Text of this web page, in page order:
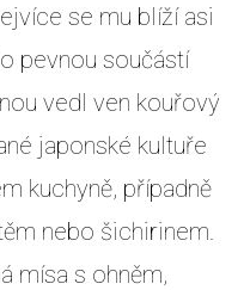
se mu blíží asi
pevnou součástí
vedl ven kouřový
japonské kultuře
kuchyně, případně
nebo šichirinem.
mísa s ohněm,